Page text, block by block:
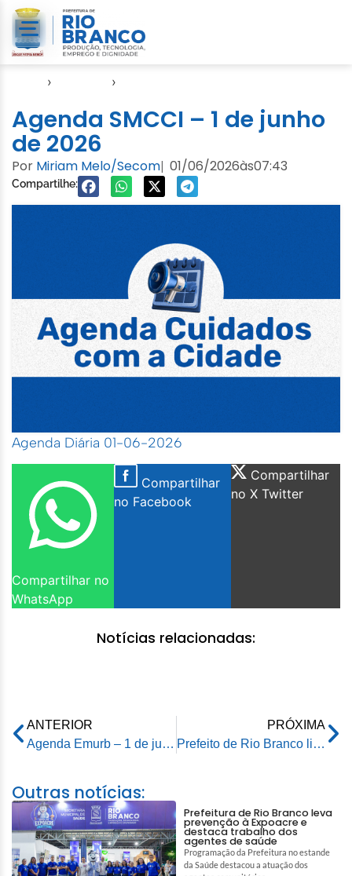
› ›
Agenda SMCCI – 1 de junho
de 2026
Por Miriam Melo/Secom| 01/06/2026às07:43
Compartilhe:
Agenda Diária 01-06-2026
Compartilhar no
WhatsApp
Compartilhar
no Facebook
Compartilhar
no X Twitter
Notícias relacionadas:
ANTERIOR
Agenda Emurb – 1 de junho de 2026
PRÓXIMA
Prefeito de Rio Branco lidera visita técnica e define plano de ação para reforma da Catedral Nossa Senhora de Nazaré
Outras notícias:
Prefeitura de Rio Branco leva
prevenção à Expoacre e
destaca trabalho dos
agentes de saúde
Programação da Prefeitura no estande
da Saúde destacou a atuação dos